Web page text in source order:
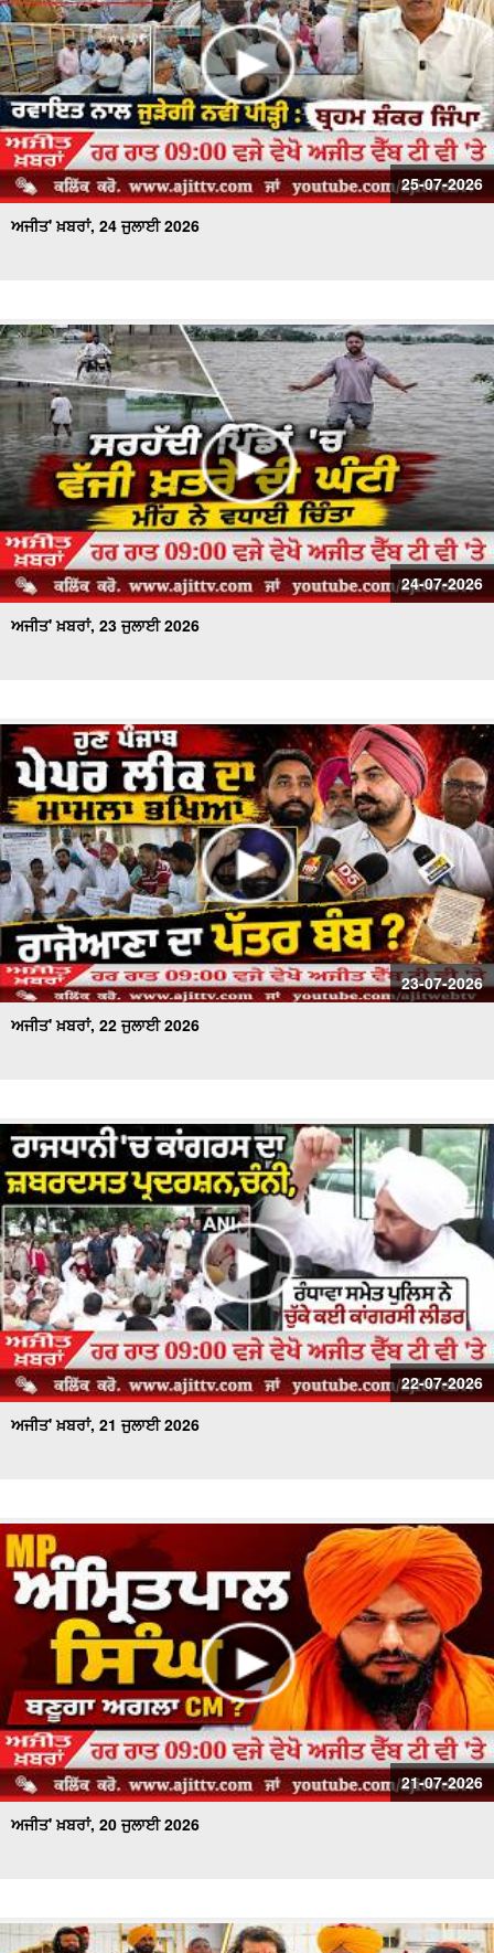
25-07-2026
ਅਜੀਤ' ਖ਼ਬਰਾਂ, 24 ਜੁਲਾਈ 2026
24-07-2026
ਅਜੀਤ' ਖ਼ਬਰਾਂ, 23 ਜੁਲਾਈ 2026
23-07-2026
ਅਜੀਤ' ਖ਼ਬਰਾਂ, 22 ਜੁਲਾਈ 2026
22-07-2026
ਅਜੀਤ' ਖ਼ਬਰਾਂ, 21 ਜੁਲਾਈ 2026
21-07-2026
ਅਜੀਤ' ਖ਼ਬਰਾਂ, 20 ਜੁਲਾਈ 2026